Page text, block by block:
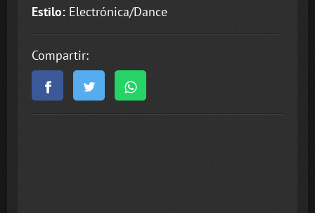
Estilo: Electrónica/Dance
Compartir: